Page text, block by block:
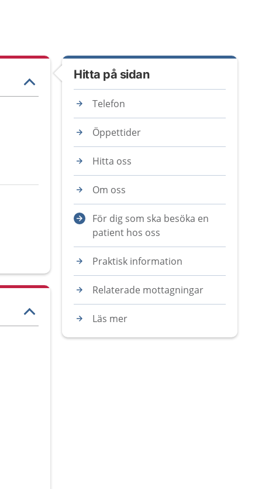
Hitta på sidan
Telefon
Öppettider
Hitta oss
Om oss
För dig som ska besöka en
patient hos oss
Praktisk information
Relaterade mottagningar
Läs mer